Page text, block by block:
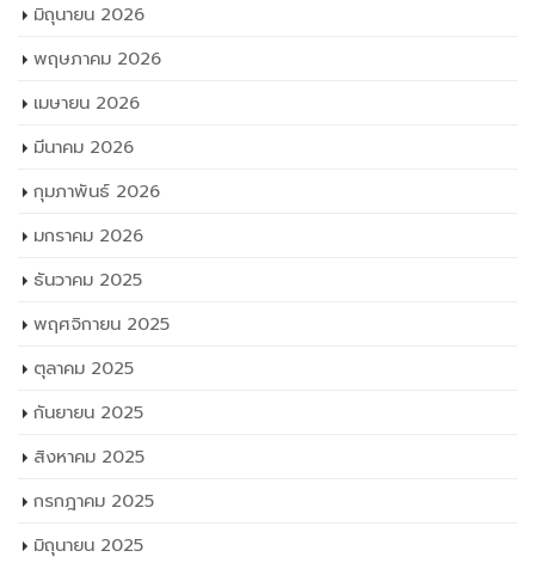
มิถุนายน 2026
พฤษภาคม 2026
เมษายน 2026
มีนาคม 2026
กุมภาพันธ์ 2026
มกราคม 2026
ธันวาคม 2025
พฤศจิกายน 2025
ตุลาคม 2025
กันยายน 2025
สิงหาคม 2025
กรกฎาคม 2025
มิถุนายน 2025